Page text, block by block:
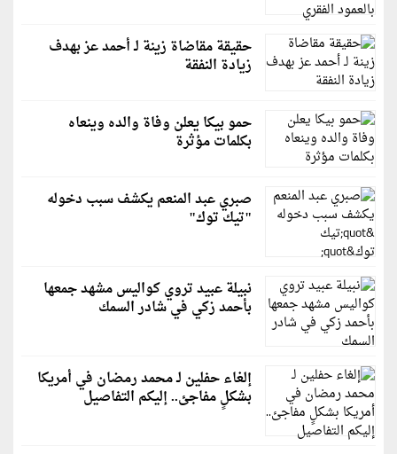
حقيقة مقاضاة زينة لـ أحمد عز بهدف
زيادة النفقة
حمو بيكا يعلن وفاة والده وينعاه
بكلمات مؤثرة
صبري عبد المنعم يكشف سبب دخوله
"تيك توك"
نبيلة عبيد تروي كواليس مشهد جمعها
بأحمد زكي في شادر السمك
إلغاء حفلين لـ محمد رمضان في أمريكا
بشكلٍ مفاجئ.. إليكم التفاصيل